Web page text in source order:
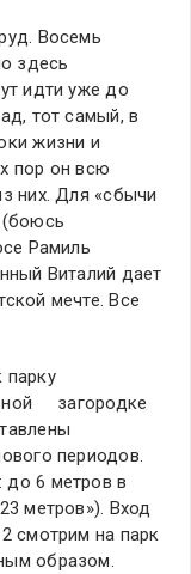
Восемь
здесь
идти уже до
тот самый, в
жизни и
пор он всю
них. Для «сбычи
(боюсь
Рамиль
Виталий дает
мечте. Все
загородке
периодов.
6 метров в
метров»). Вход
смотрим на парк
образом.